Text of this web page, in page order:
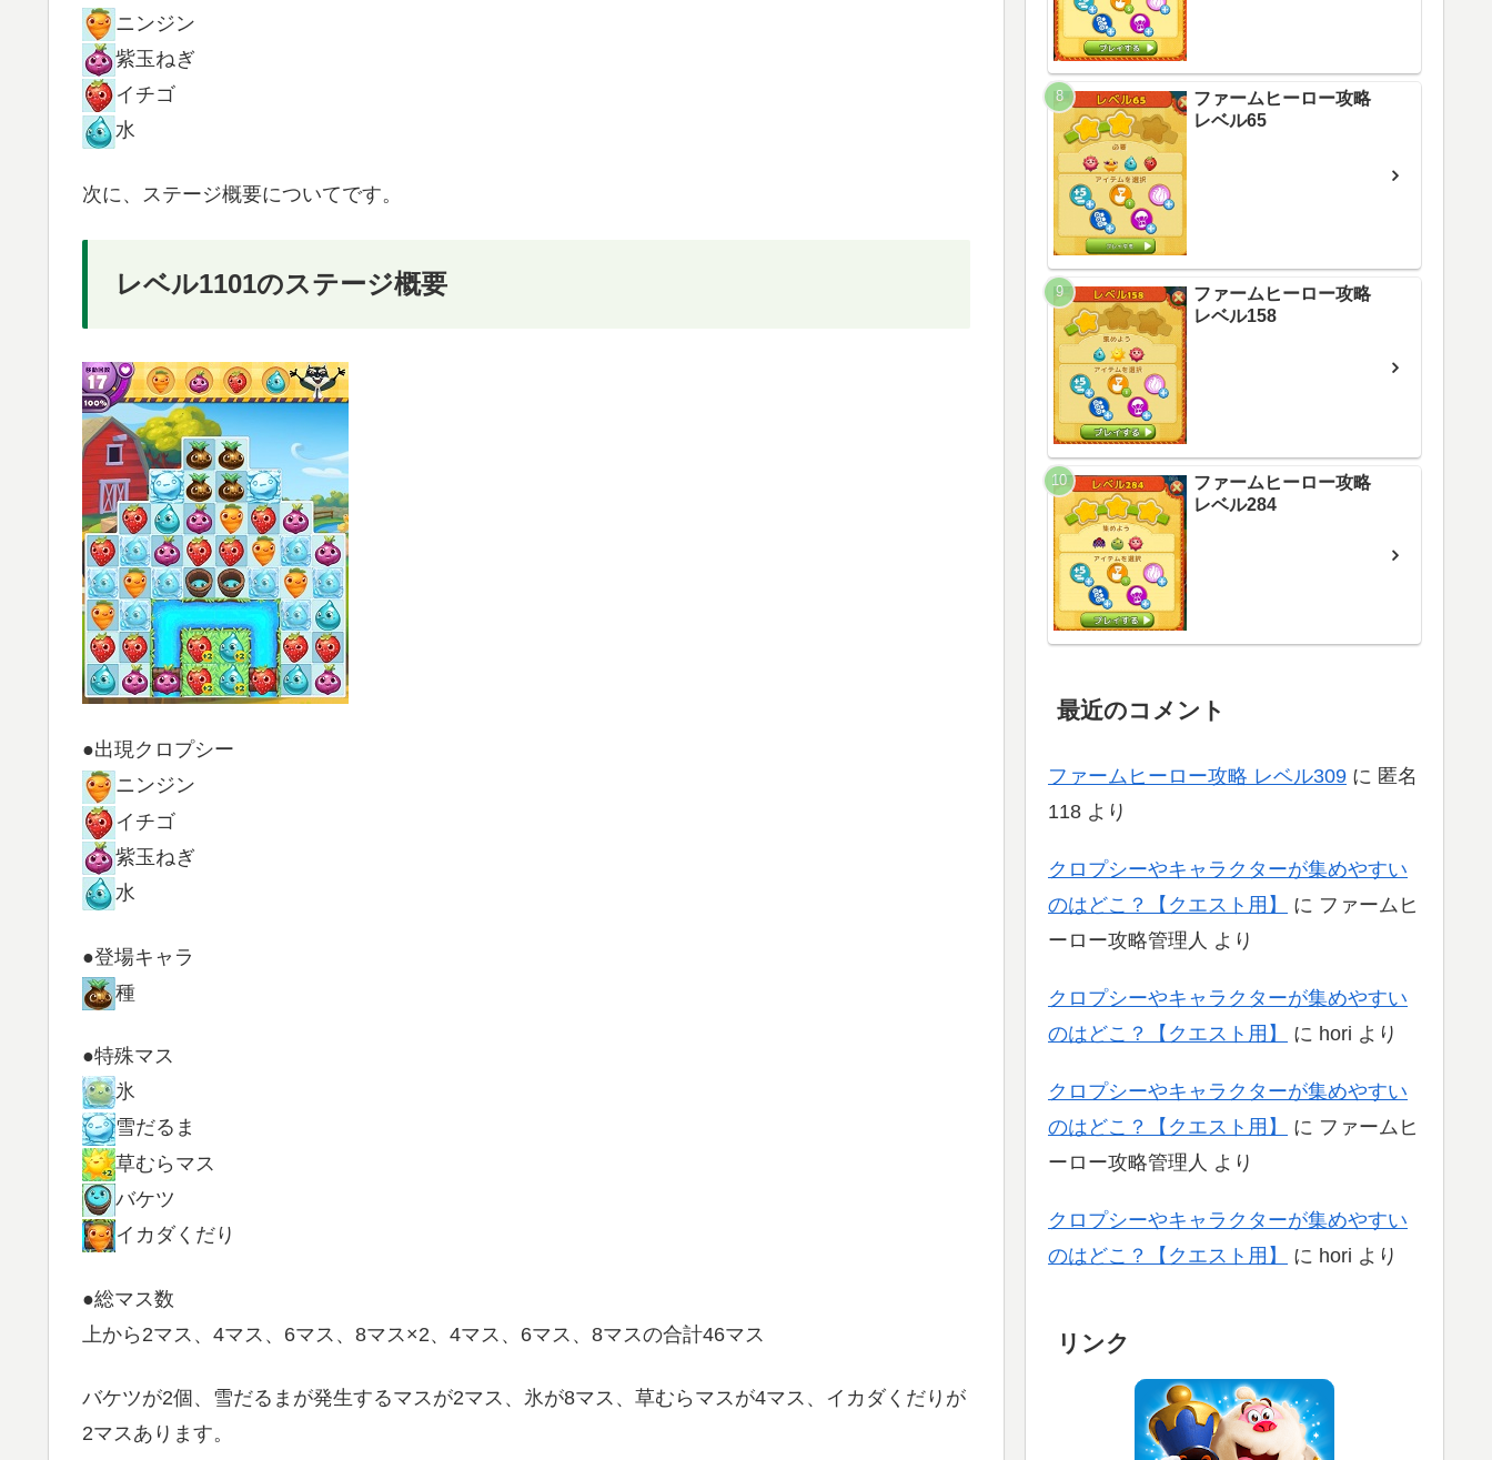
ニンジン
紫玉ねぎ
イチゴ
水
次に、ステージ概要についてです。
レベル1101のステージ概要
●出現クロプシー
ニンジン
イチゴ
紫玉ねぎ
水
●登場キャラ
種
●特殊マス
氷
雪だるま
草むらマス
バケツ
イカダくだり
●総マス数
上から2マス、4マス、6マス、8マス×2、4マス、6マス、8マスの合計46マス
バケツが2個、雪だるまが発生するマスが2マス、氷が8マス、草むらマスが4マス、イカダくだりが
2マスあります。
ファームヒーロー攻略
レベル65
ファームヒーロー攻略
レベル158
ファームヒーロー攻略
レベル284
最近のコメント
ファームヒーロー攻略 レベル309 に 匿名
118 より
クロプシーやキャラクターが集めやすい
のはどこ？【クエスト用】
に ファームヒ
ーロー攻略管理人 より
クロプシーやキャラクターが集めやすい
のはどこ？【クエスト用】
に hori より
クロプシーやキャラクターが集めやすい
のはどこ？【クエスト用】
に ファームヒ
ーロー攻略管理人 より
クロプシーやキャラクターが集めやすい
のはどこ？【クエスト用】
に hori より
リンク